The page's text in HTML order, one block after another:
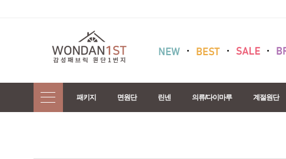
패키지 면원단 린넨 의류/다이마루 계절원단